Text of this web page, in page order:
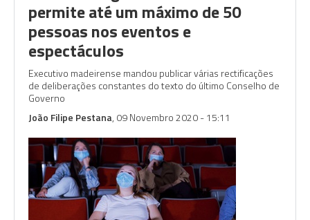
permite até um máximo de 50
pessoas nos eventos e
espectáculos
Executivo madeirense mandou publicar várias rectificações
de deliberações constantes do texto do último Conselho de
Governo
João Filipe Pestana, 09 Novembro 2020 - 15:11